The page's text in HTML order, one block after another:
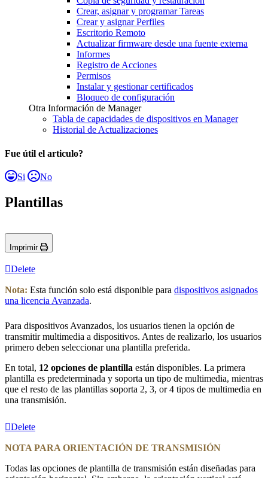
Crear, asignar y programar Tareas
Crear y asignar Perfiles
Escritorio Remoto
Actualizar firmware desde una fuente externa
Informes
Registro de Acciones
Permisos
Instalar y gestionar certificados
Bloqueo de configuración
Otra Información de Manager
Tabla de capacidades de dispositivos en Manager
Historial de Actualizaciones
Fue útil el articulo?
Si No
Plantillas
Imprimir
Delete
Nota: Esta función solo está disponible para dispositivos asignados
una licencia Avanzada.
Para dispositivos Avanzados, los usuarios tienen la opción de
transmitir multimedia a dispositivos. Antes de realizarlo, los usuarios
primero deben seleccionar una plantilla preferida.
En total, 12 opciones de plantilla están disponibles. La primera
plantilla es predeterminada y soporta un tipo de multimedia, mientras
que el resto de las plantillas soporta 2, 3, or 4 tipos de multimedia en
una transmisión.
Delete
NOTA PARA ORIENTACIÓN DE TRANSMISIÓN
Todas las opciones de plantilla de transmisión están diseñadas para